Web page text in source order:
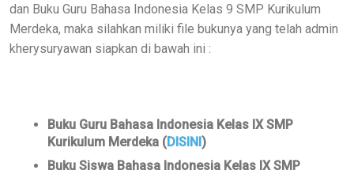
dan Buku Guru Bahasa Indonesia Kelas 9 SMP Kurikulum
Merdeka, maka silahkan miliki file bukunya yang telah admin
kherysuryawan siapkan di bawah ini :
Buku Guru Bahasa Indonesia Kelas IX SMP
Kurikulum Merdeka (DISINI)
Buku Siswa Bahasa Indonesia Kelas IX SMP